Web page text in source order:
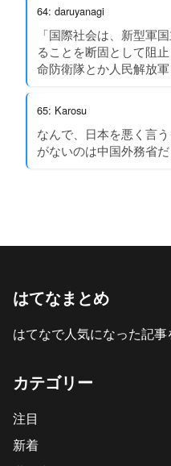
64: daruyanagi
「国際社会は、新型軍
ることを断固として阻
命防衛隊とか人民解放
65: Karosu
なんで、日本を悪く言
がないのは中国外務省だ
はてなまとめ
はてなで人気になった記
カテゴリー
注目
新着